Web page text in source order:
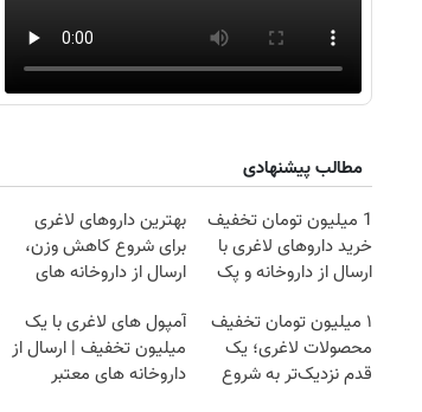
مطالب پیشنهادی
1 میلیون تومان تخفیف
خرید داروهای لاغری با
ارسال از داروخانه و پک
بهترین داروهای لاغری
برای شروع کاهش وزن،
ارسال از داروخانه های
۱ میلیون تومان تخفیف
محصولات لاغری؛ یک
قدم نزدیک‌تر به شروع
آمپول های لاغری با یک
میلیون تخفیف | ارسال از
داروخانه های معتبر
روزنامه‌های صبح شنبه ۱۷ مرداد ۱۴۰۵